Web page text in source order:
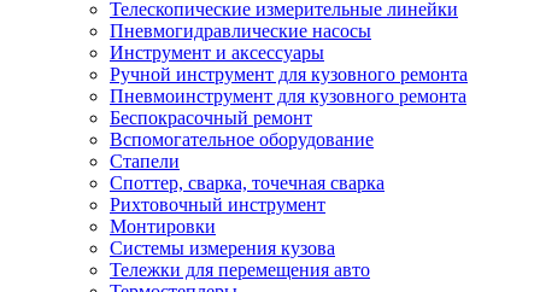
Телескопические измерительные линейки
Пневмогидравлические насосы
Инструмент и аксессуары
Ручной инструмент для кузовного ремонта
Пневмоинструмент для кузовного ремонта
Беспокрасочный ремонт
Вспомогательное оборудование
Стапели
Споттер, сварка, точечная сварка
Рихтовочный инструмент
Монтировки
Системы измерения кузова
Тележки для перемещения авто